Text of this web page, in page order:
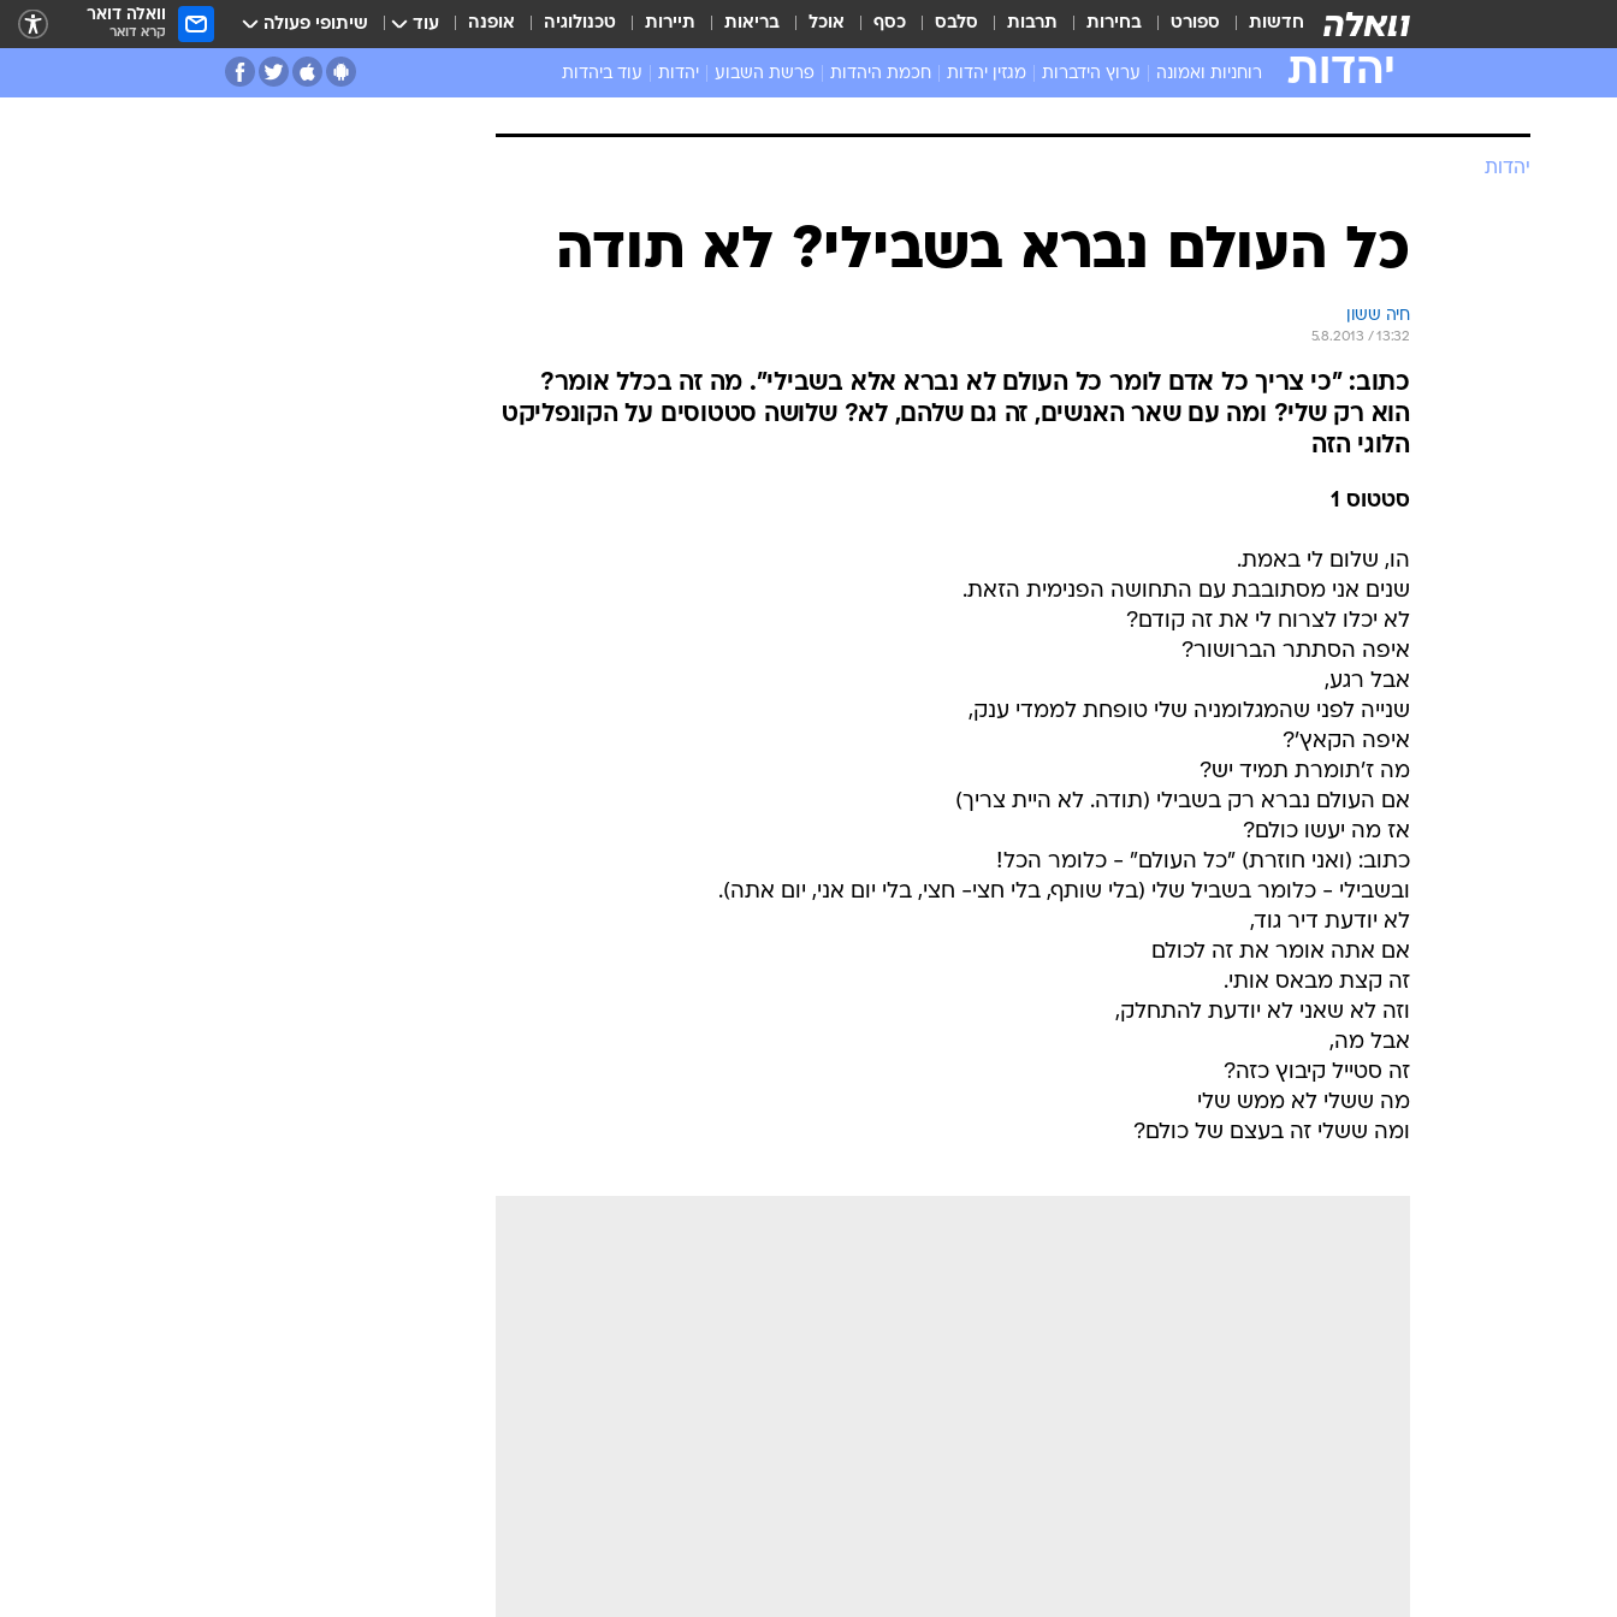
חדשות ספורט בחירות תרבות סלבס כסף אוכל בריאות תיירות טכנולוגיה אופנה עוד שיתופי פעולה וואלה דואר
קרא דואר
יהדות רוחניות ואמונה ערוץ הידברות מגזין יהדות חכמת היהדות פרשת השבוע יהדות עוד ביהדות
יהדות
כל העולם נברא בשבילי? לא תודה
חיה ששון
5.8.2013 / 13:32
כתוב: "כי צריך כל אדם לומר כל העולם לא נברא אלא בשבילי". מה זה בכלל אומר?
הוא רק שלי? ומה עם שאר האנשים, זה גם שלהם, לא? שלושה סטטוסים על הקונפליקט
הלוגי הזה
סטטוס 1
הו, שלום לי באמת.
שנים אני מסתובבת עם התחושה הפנימית הזאת.
לא יכלו לצרוח לי את זה קודם?
איפה הסתתר הברושור?
אבל רגע,
שנייה לפני שהמגלומניה שלי טופחת לממדי ענק,
איפה הקאץ'?
מה ז'תומרת תמיד יש?
אם העולם נברא רק בשבילי (תודה. לא היית צריך)
אז מה יעשו כולם?
כתוב: (ואני חוזרת) "כל העולם" - כלומר הכל!
ובשבילי - כלומר בשביל שלי (בלי שותף, בלי חצי- חצי, בלי יום אני, יום אתה).
לא יודעת דיר גוד,
אם אתה אומר את זה לכולם
זה קצת מבאס אותי.
וזה לא שאני לא יודעת להתחלק,
אבל מה,
זה סטייל קיבוץ כזה?
מה ששלי לא ממש שלי
ומה ששלי זה בעצם של כולם?